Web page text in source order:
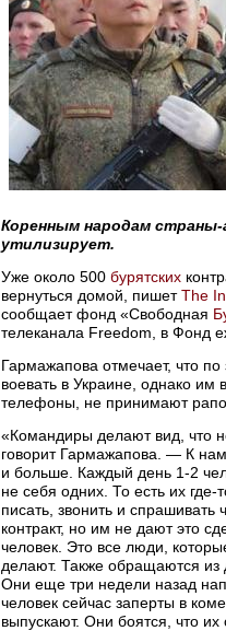
Коренным народам
утилизирует.
Уже около 500 бурятских
вернуться домой, пишетThe
сообщает фонд «Свободная
телеканала Freedom, в Фонд
Гармажапова отмечает, что по
воевать в Украине, однако
телефоны, не принимают
«Командиры делают вид, что
говорит Гармажапова. — К
и больше. Каждый день 1-2
не себя одних. То есть их
писать, звонить и спрашивать
контракт, но им не дают это
человек. Это все люди,
делают. Также обращаются из
Они еще три недели назад
человек сейчас заперты в
выпускают. Они боятся, что